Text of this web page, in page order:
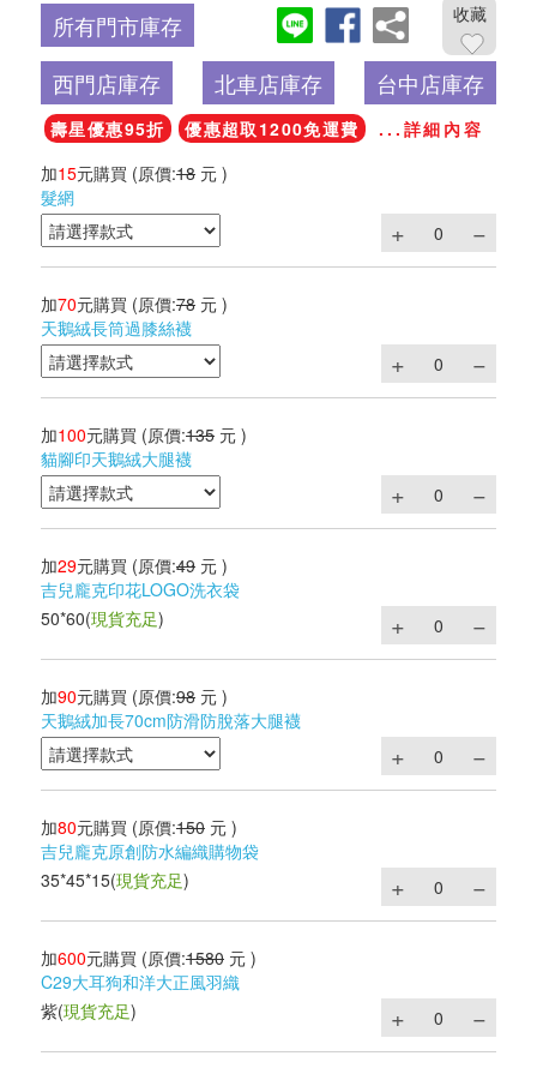
所有門市庫存 收藏
西門店庫存 北車店庫存 台中店庫存
壽星優惠95折 優惠超取1200免運費
...詳細內容
加15元購買 (原價:18 元 )
髮網
加70元購買 (原價:78 元 )
天鵝絨長筒過膝絲襪
加100元購買 (原價:135 元 )
貓腳印天鵝絨大腿襪
加29元購買 (原價:49 元 )
吉兒龐克印花LOGO洗衣袋
50*60(現貨充足)
加90元購買 (原價:98 元 )
天鵝絨加長70cm防滑防脫落大腿襪
加80元購買 (原價:150 元 )
吉兒龐克原創防水編織購物袋
35*45*15(現貨充足)
加600元購買 (原價:1580 元 )
C29大耳狗和洋大正風羽織
紫(現貨充足)